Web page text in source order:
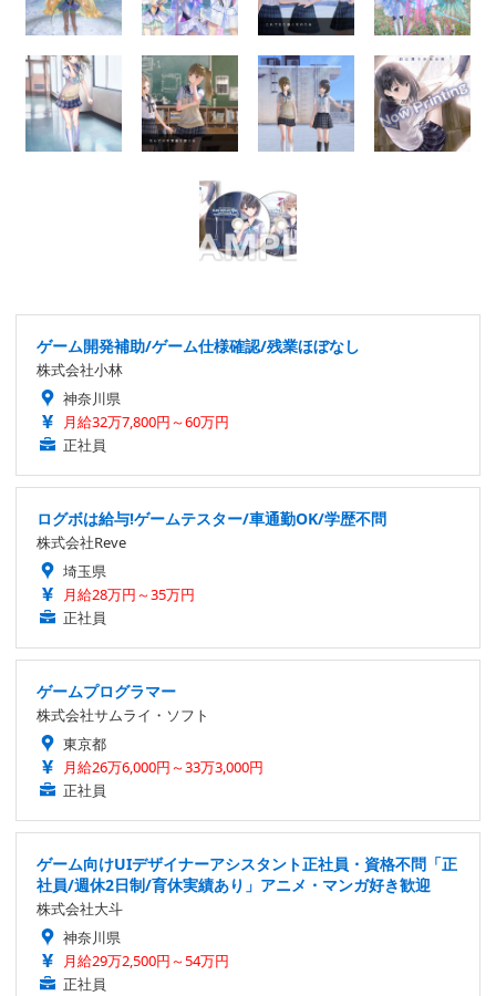
ゲーム開発補助/ゲーム仕様確認/残業ほぼなし
株式会社小林
神奈川県
月給32万7,800円～60万円
正社員
ログボは給与!ゲームテスター/車通勤OK/学歴不問
株式会社Reve
埼玉県
月給28万円～35万円
正社員
ゲームプログラマー
株式会社サムライ・ソフト
東京都
月給26万6,000円～33万3,000円
正社員
ゲーム向けUIデザイナーアシスタント正社員・資格不問「正
社員/週休2日制/育休実績あり」アニメ・マンガ好き歓迎
株式会社大斗
神奈川県
月給29万2,500円～54万円
正社員